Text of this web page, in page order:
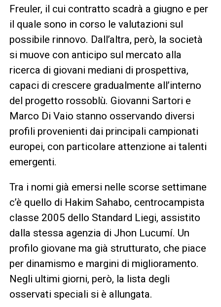
Freuler, il cui contratto scadrà a giugno e per
il quale sono in corso le valutazioni sul
possibile rinnovo. Dall’altra, però, la società
si muove con anticipo sul mercato alla
ricerca di giovani mediani di prospettiva,
capaci di crescere gradualmente all’interno
del progetto rossoblù. Giovanni Sartori e
Marco Di Vaio stanno osservando diversi
profili provenienti dai principali campionati
europei, con particolare attenzione ai talenti
emergenti.
Tra i nomi già emersi nelle scorse settimane
c’è quello di Hakim Sahabo, centrocampista
classe 2005 dello Standard Liegi, assistito
dalla stessa agenzia di Jhon Lucumí. Un
profilo giovane ma già strutturato, che piace
per dinamismo e margini di miglioramento.
Negli ultimi giorni, però, la lista degli
osservati speciali si è allungata.